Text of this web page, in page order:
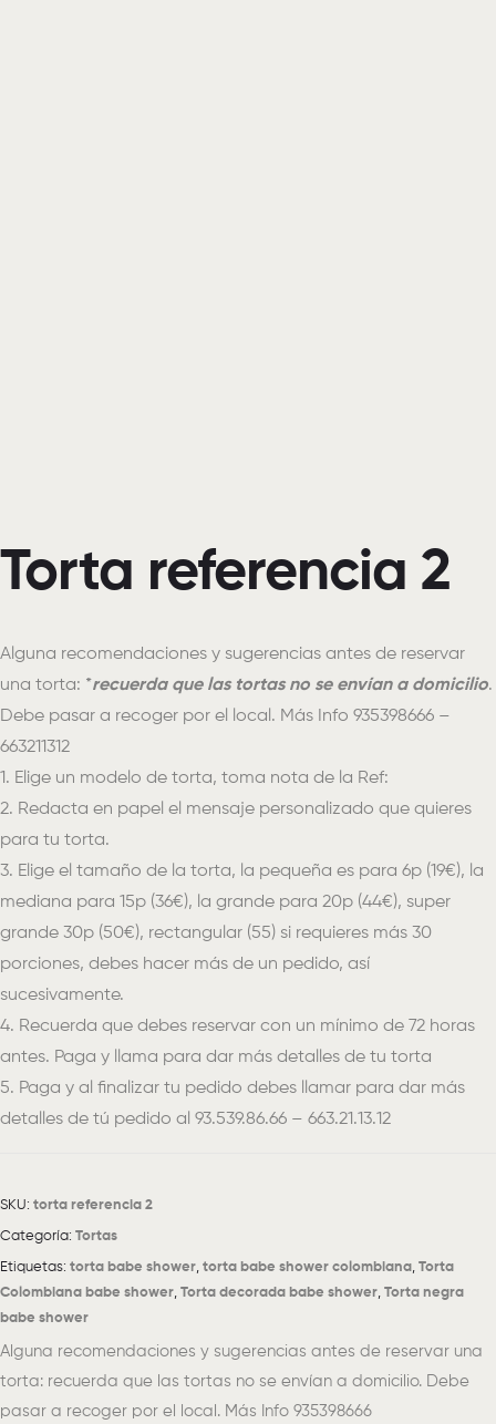
Torta referencia 2
Alguna recomendaciones y sugerencias antes de reservar
una torta: *recuerda que las tortas no se envían a domicilio.
Debe pasar a recoger por el local. Más Info 935398666 –
663211312
1. Elige un modelo de torta, toma nota de la Ref:
2. Redacta en papel el mensaje personalizado que quieres
para tu torta.
3. Elige el tamaño de la torta, la pequeña es para 6p (19€), la
mediana para 15p (36€), la grande para 20p (44€), super
grande 30p (50€), rectangular (55) si requieres más 30
porciones, debes hacer más de un pedido, así
sucesivamente.
4. Recuerda que debes reservar con un mínimo de 72 horas
antes. Paga y llama para dar más detalles de tu torta
5. Paga y al finalizar tu pedido debes llamar para dar más
detalles de tú pedido al 93.539.86.66 – 663.21.13.12
SKU: torta referencia 2
Categoría: Tortas
Etiquetas: torta babe shower, torta babe shower colombiana, Torta
Colombiana babe shower, Torta decorada babe shower, Torta negra
babe shower
Alguna recomendaciones y sugerencias antes de reservar una
torta: recuerda que las tortas no se envían a domicilio. Debe
pasar a recoger por el local. Más Info 935398666